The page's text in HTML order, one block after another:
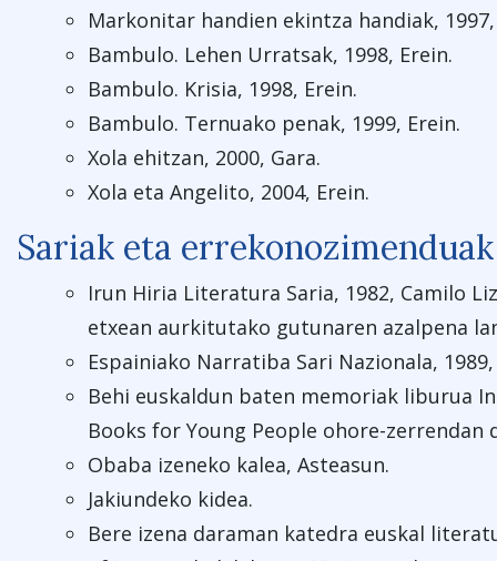
Markonitar handien ekintza handiak,
Bambulo. Lehen Urratsak, 1998, Erein.
Bambulo. Krisia, 1998, Erein.
Bambulo. Ternuako penak, 1999, Erein.
Xola ehitzan, 2000, Gara.
Xola eta Angelito, 2004, Erein.
Sariak eta errekonozimenduak
Irun Hiria Literatura Saria, 1982, Camilo
etxean aurkitutako gutunaren azalpena
Espainiako Narratiba Sari Nazionala,
Behi euskaldun baten memoriak liburua
Books for Young People ohore-zerrendan
Obaba izeneko kalea, Asteasun.
Jakiundeko kidea.
Bere izena daraman katedra euskal